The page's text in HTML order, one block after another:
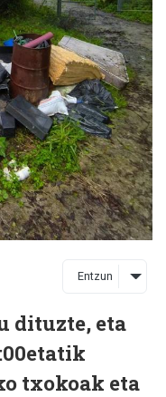
Entzun
dituzte, eta
txokoak eta